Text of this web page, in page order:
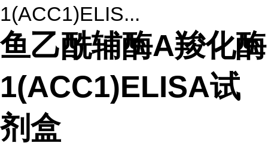
1(ACC1)ELIS...
鱼乙酰辅酶A羧化酶
1(ACC1)ELISA试
剂盒